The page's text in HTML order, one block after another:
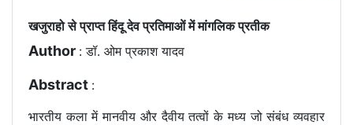
खजुराहो से प्राप्त हिंदू देव प्रतिमाओं में मांगलिक प्रतीक
Author : डॉ. ओम प्रकाश यादव
Abstract :
भारतीय कला में मानवीय और दैवीय तत्वों के मध्य जो संबंध व्यवहार